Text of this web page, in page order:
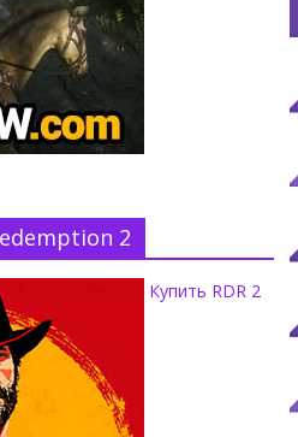
2
Купить RDR 2